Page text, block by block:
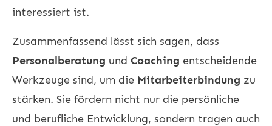
interessiert ist.
Zusammenfassend lässt sich sagen, dass
Personalberatung und Coaching entscheidende
Werkzeuge sind, um die Mitarbeiterbindung zu
stärken. Sie fördern nicht nur die persönliche
und berufliche Entwicklung, sondern tragen auch